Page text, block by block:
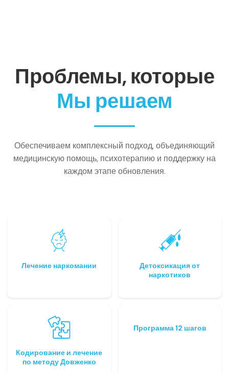
Проблемы, которые
Мы решаем
Обеспечиваем комплексный подход, объединяющий
медицинскую помощь, психотерапию и поддержку на
каждом этапе обновления.
Лечение наркомании
Детоксикация от
наркотиков
Кодирование и лечение
по методу Довженко
Программа 12 шагов